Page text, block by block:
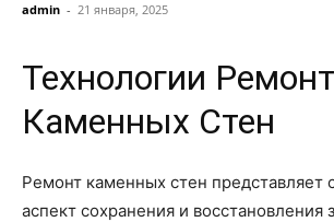
admin - 21 января, 2025
Технологии
Каменных Стен
Ремонт каменных стен представляет
аспект сохранения и восстановления